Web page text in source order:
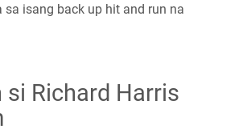
sa isang back up hit and run na
si Richard Harris